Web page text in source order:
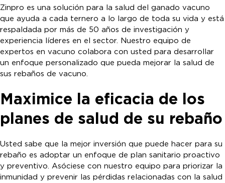
Zinpro es una solución para la salud del ganado vacuno
que ayuda a cada ternero a lo largo de toda su vida y está
respaldada por más de 50 años de investigación y
experiencia líderes en el sector. Nuestro equipo de
expertos en vacuno colabora con usted para desarrollar
un enfoque personalizado que pueda mejorar la salud de
sus rebaños de vacuno.
Maximice la eficacia de los
planes de salud de su rebaño
Usted sabe que la mejor inversión que puede hacer para su
rebaño es adoptar un enfoque de plan sanitario proactivo
y preventivo. Asóciese con nuestro equipo para priorizar la
inmunidad y prevenir las pérdidas relacionadas con la salud